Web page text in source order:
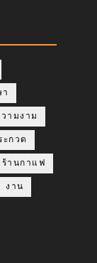
ามงาม
ะกวด
ร้านกาแฟ
งาน